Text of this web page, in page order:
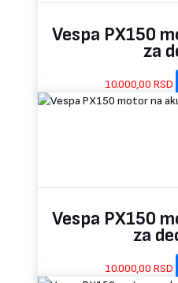
Vespa PX150
za
10.000,00 RSD
Vespa PX150
za
10.000,00 RSD